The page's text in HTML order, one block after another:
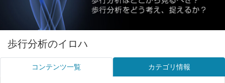
歩行分析のイロハ
コンテンツ一覧 カテゴリ情報